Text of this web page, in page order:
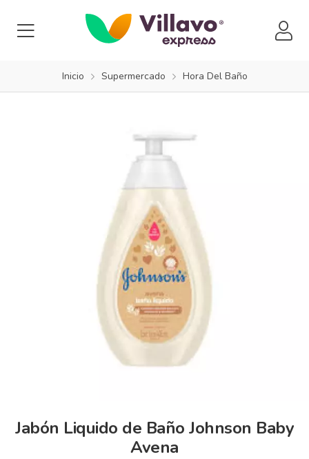
Inicio Supermercado Hora Del Baño
Jabón Liquido de Baño Johnson Baby
Avena